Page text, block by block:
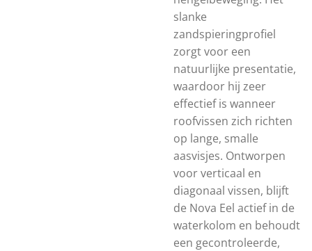
slanke
zandspieringprofiel
zorgt voor een
natuurlijke presentatie,
waardoor hij zeer
effectief is wanneer
roofvissen zich richten
op lange, smalle
aasvisjes. Ontworpen
voor verticaal en
diagonaal vissen, blijft
de Nova Eel actief in de
waterkolom en behoudt
een gecontroleerde,